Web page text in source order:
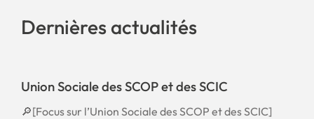
Dernières actualités
Union Sociale des SCOP et des SCIC
🔎[Focus sur l’Union Sociale des SCOP et des SCIC]